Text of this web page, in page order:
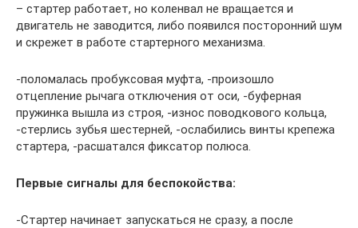
– стартер работает, но коленвал не вращается и
двигатель не заводится, либо появился посторонний шум
и скрежет в работе стартерного механизма.
-поломалась пробуксовая муфта, -произошло
отцепление рычага отключения от оси, -буферная
пружинка вышла из строя, -износ поводкового кольца,
-стерлись зубья шестерней, -ослабились винты крепежа
стартера, -расшатался фиксатор полюса.
Первые сигналы для беспокойства:
-Стартер начинает запускаться не сразу, а после